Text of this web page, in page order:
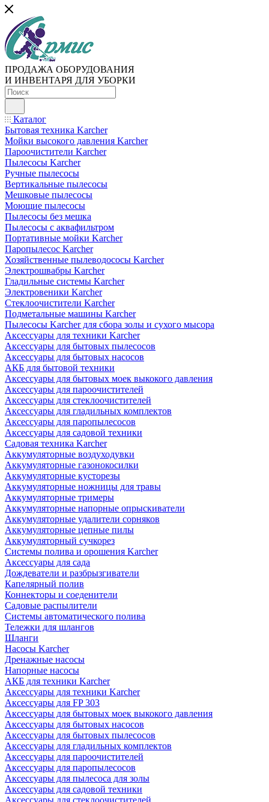
ПРОДАЖА ОБОРУДОВАНИЯ
И ИНВЕНТАРЯ ДЛЯ УБОРКИ
Каталог
Бытовая техника Karcher
Мойки высокого давления Karcher
Пароочистители Karcher
Пылесосы Karcher
Ручные пылесосы
Вертикальные пылесосы
Мешковые пылесосы
Моющие пылесосы
Пылесосы без мешка
Пылесосы с аквафильтром
Портативные мойки Karcher
Паропылесос Karcher
Хозяйственные пылеводососы Karcher
Электрошвабры Karcher
Гладильные системы Karcher
Электровеники Karcher
Стеклоочистители Karcher
Подметальные машины Karcher
Пылесосы Karcher для сбора золы и сухого мысора
Аксессуары для техники Karcher
Аксессуары для бытовых пылесосов
Аксессуары для бытовых насосов
АКБ для бытовой техники
Аксессуары для бытовых моек выкокого давления
Аксессуары для пароочистителей
Аксессуары для стеклоочистителей
Аксессуары для гладильных комплектов
Аксессуары для паропылесосов
Аксессуары для садовой техники
Садовая техника Karcher
Аккумуляторные воздуходувки
Аккумуляторные газонокосилки
Аккумуляторные кусторезы
Аккумуляторные ножницы для травы
Аккумуляторные тримеры
Аккумуляторные напорные опрыскиватели
Аккумуляторные удалители сорняков
Аккумуляторные цепные пилы
Аккумуляторный сучкорез
Системы полива и орошения Karcher
Аксессуары для сада
Дождеватели и разбрызгиватели
Капелярный полив
Коннекторы и соеденители
Садовые распылители
Системы автоматического полива
Тележки для шлангов
Шланги
Насосы Karcher
Дренажные насосы
Напорные насосы
АКБ для техники Karcher
Аксессуары для техники Karcher
Аксессуары для FP 303
Аксессуары для бытовых моек выкокого давления
Аксессуары для бытовых насосов
Аксессуары для бытовых пылесосов
Аксессуары для гладильных комплектов
Аксессуары для пароочистителей
Аксессуары для паропылесосов
Аксессуары для пылесоса для золы
Аксессуары для садовой техники
Аксессуары для стеклоочистителей